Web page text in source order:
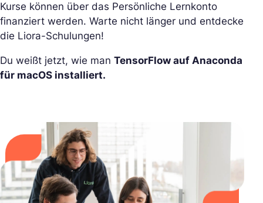
Kurse können über das Persönliche Lernkonto
finanziert werden. Warte nicht länger und entdecke
die Liora-Schulungen!
Du weißt jetzt, wie man TensorFlow auf Anaconda
für macOS installiert.